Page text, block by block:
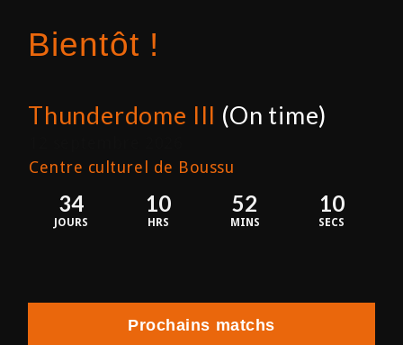
Bientôt !
Thunderdome III (On time)
Centre culturel de Boussu
34
JOURS
10
HRS
52
MINS
09
SECS
Prochains matchs